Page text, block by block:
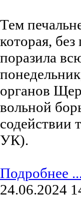
Тем
которая,
поразила
органов
вольной
содействии
УК).
Подробнее
24.06.2024